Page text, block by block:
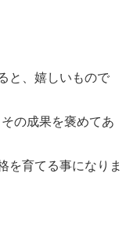
と、嬉しいもので
の成果を褒めてあ
を育てる事になりま